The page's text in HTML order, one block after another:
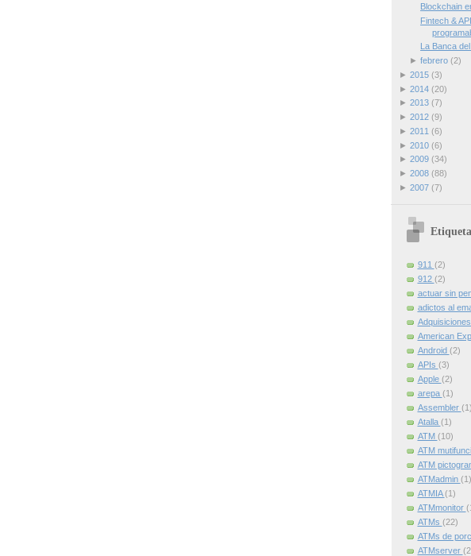
Blockchain
Fintech &
La Banca
► febrero (2)
► 2015 (3)
► 2014 (20)
► 2013 (7)
► 2012 (9)
► 2011 (6)
► 2010 (6)
► 2009 (34)
► 2008 (88)
► 2007 (7)
911 (2)
912 (2)
actuar sin
adictos al
Adquisiciones
American
Android (2)
APIs (3)
Apple (2)
arepa (1)
Assembler (1)
Atalla (1)
ATM (10)
ATM
ATM
ATMadmin (1)
ATMIA(1)
ATMmonitor
ATMs (22)
ATMs de
ATMserver